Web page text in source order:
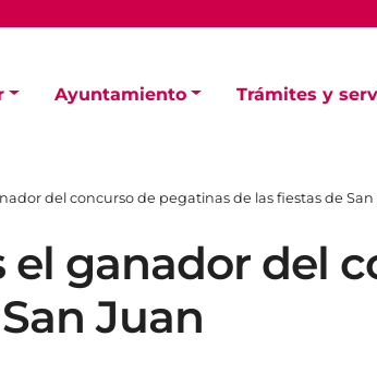
Ayuntamiento Trámites y
del concurso de pegatinas de las fiestas de San
el ganador del
Juan